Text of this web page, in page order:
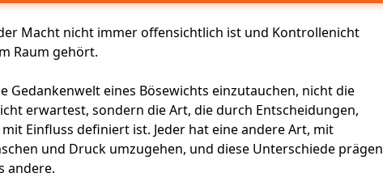
Macht nicht immer offensichtlich ist und Kontrollenicht
Raum gehört.
Gedankenwelt eines Bösewichts einzutauchen, nicht die
erwartest, sondern die Art, die durch Entscheidungen,
mit Einfluss definiert ist. Jeder hat eine andere Art, mit
und Druck umzugehen, und diese Unterschiede prägen
andere.